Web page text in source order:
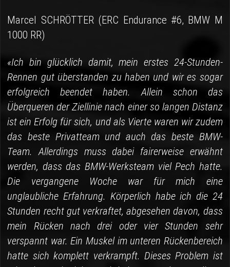
Marcel SCHRÖTTER (ERC Endurance #6, BMW M
1000 RR)
«Ich bin glücklich damit, mein erstes 24-Stunden-
Rennen gut überstanden zu haben und wir es sogar
erfolgreich beendet haben. Allein schon das
Überqueren der Ziellinie nach einer so langen Distanz
ist ein Erfolg für sich, und als Vierte waren wir zudem
das beste Privatteam und auch das beste BMW-
Team. Allerdings muss dabei fairerweise erwähnt
werden, dass das BMW-Werksteam viel Pech hatte.
Die vergangene Woche war für mich eine
unglaubliche Erfahrung. Körperlich habe ich die 24
Stunden recht gut verkraftet, abgesehen davon, dass
mein Rücken nach drei oder vier Stunden sehr
verspannt war. Ein Muskel im unteren Rückenbereich
hatte sich komplett verkrampft. Dieses Problem ist